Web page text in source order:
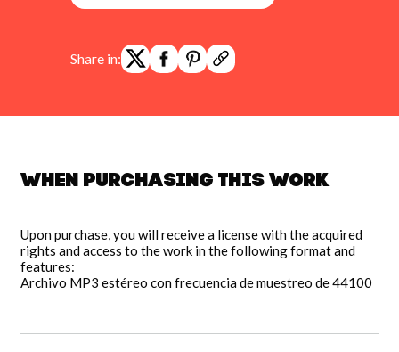
Share in:
When purchasing this work
Upon purchase, you will receive a license with the acquired
rights and access to the work in the following format and
features:
Archivo MP3 estéreo con frecuencia de muestreo de 44100